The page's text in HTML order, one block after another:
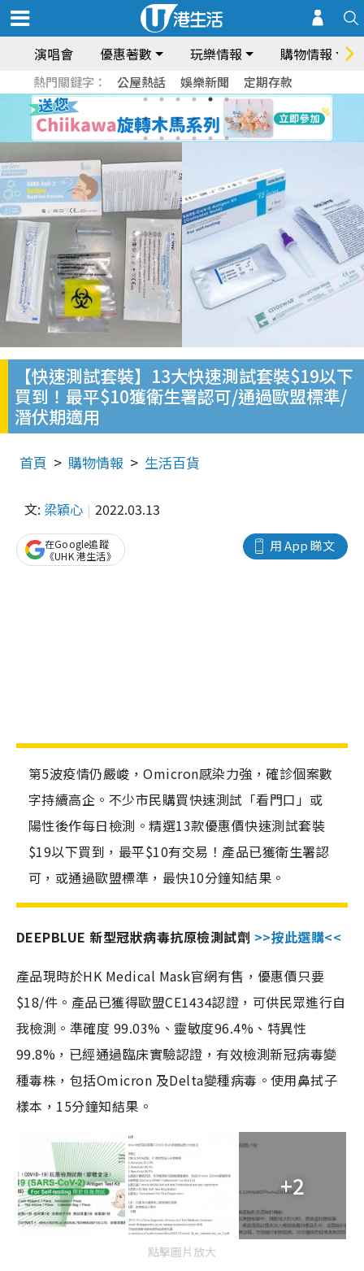
演唱會 優惠著數 玩樂情報 購物情報
熱門關鍵字： 公屋熱話 娛樂新聞 定期存款
【快速測試套裝】13大快速測試套裝$19以下
買到！最平$10獲衛生署認可/通過歐盟標準/
潛伏期適用
首頁 購物情報 生活百貨
文: 梁穎心 2022.03.13
用 App 睇文
在Google追蹤
《UHK 港生活》
第5波疫情仍嚴峻，Omicron感染力強，確診個案數
字持續高企。不少市民購買快速測試「看門口」或
陽性後作每日檢測。精選13款優惠價快速測試套裝
$19以下買到，最平$10有交易！產品已獲衛生署認
可，或通過歐盟標準，最快10分鐘知結果。
DEEPBLUE 新型冠狀病毒抗原檢測試劑 >>按此選購<<
產品現時於HK Medical Mask官網有售，優惠價只要
$18/件。產品已獲得歐盟CE1434認證，可供民眾進行自
我檢測。準確度 99.03%、靈敏度96.4%、特異性
99.8%，已經通過臨床實驗認證，有效檢測新冠病毒變
種毒株，包括Omicron 及Delta變種病毒。使用鼻拭子
樣本，15分鐘知結果。
+2
點擊圖片放大